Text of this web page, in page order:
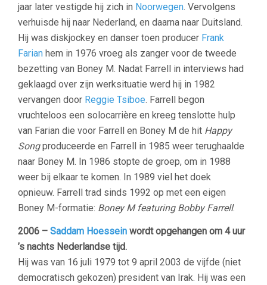
jaar later vestigde hij zich in Noorwegen. Vervolgens
verhuisde hij naar Nederland, en daarna naar Duitsland.
Hij was diskjockey en danser toen producer Frank
Farian hem in 1976 vroeg als zanger voor de tweede
bezetting van Boney M. Nadat Farrell in interviews had
geklaagd over zijn werksituatie werd hij in 1982
vervangen door Reggie Tsiboe. Farrell begon
vruchteloos een solocarrière en kreeg tenslotte hulp
van Farian die voor Farrell en Boney M de hit Happy
Songproduceerde en Farrell in 1985 weer terughaalde
naar Boney M. In 1986 stopte de groep, om in 1988
weer bij elkaar te komen. In 1989 viel het doek
opnieuw. Farrell trad sinds 1992 op met een eigen
Boney M-formatie: Boney M featuring Bobby Farrell.
2006 – Saddam Hoessein wordt opgehangen om 4 uur
’s nachts Nederlandse tijd.
Hij was van 16 juli 1979 tot 9 april 2003 de vijfde (niet
democratisch gekozen) president van Irak. Hij was een